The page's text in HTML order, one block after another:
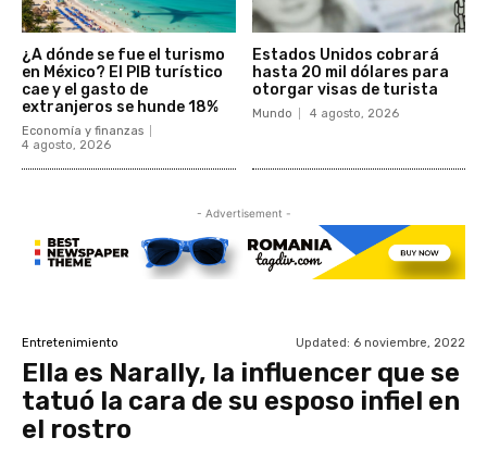
¿A dónde se fue el turismo
en México? El PIB turístico
cae y el gasto de
extranjeros se hunde 18%
Economía y finanzas
4 agosto, 2026
Estados Unidos cobrará
hasta 20 mil dólares para
otorgar visas de turista
Mundo 4 agosto, 2026
- Advertisement -